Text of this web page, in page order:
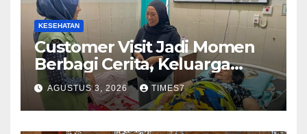
KESEHATAN
Customer Visit Jadi Momen
Berbagi Cerita, Keluarga
Nurhayati Rasakan Manfaat
NyataProgram JKN
AGUSTUS 3, 2026 TIMES7